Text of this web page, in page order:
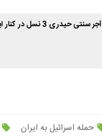
آجر سنتی حیدری 3 نسل در کنار ایرانیان
حمله اسرائیل به ایران